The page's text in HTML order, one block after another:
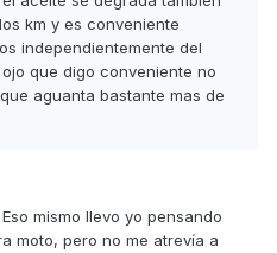
km y es conveniente
independientemente del
que digo conveniente no
aguanta bastante mas de
mismo llevo yo pensando
moto, pero no me atrevía a